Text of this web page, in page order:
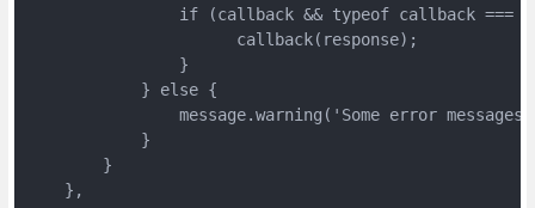
if (callback && typeof callback ===
                      callback(response);
                }
            } else {
message.warning('Some error
            }
        }
    },